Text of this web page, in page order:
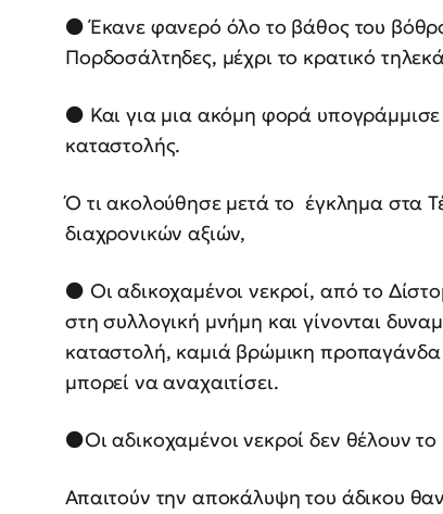
⚫️ Έκανε φανερό όλο το βάθος του
Πορδοσάλτηδες, μέχρι το κρατικό
⚫️ Και για μια ακόμη φορά
καταστολής.
Ό τι ακολούθησε μετά το έγκλημα στα
διαχρονικών αξιών,
⚫️ Οι αδικοχαμένοι νεκροί, από το
στη συλλογική μνήμη και γίνονται
καταστολή, καμιά βρώμικη προπαγάνδα
μπορεί να αναχαιτίσει.
⚫️Οι αδικοχαμένοι νεκροί δεν θέλουν
Απαιτούν την αποκάλυψη του άδικου